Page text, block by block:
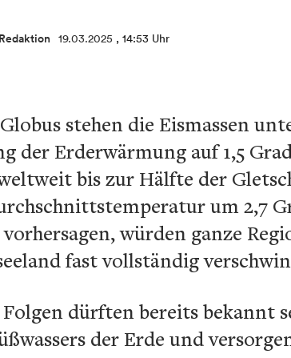
Redaktion 19.03.2025 , 14:53 Uhr
stehen die Eismassen
der Erderwärmung auf 1,5
bis zur Hälfte der
um 2,7
würden ganze
fast vollständig
dürften bereits bekannt
der Erde und